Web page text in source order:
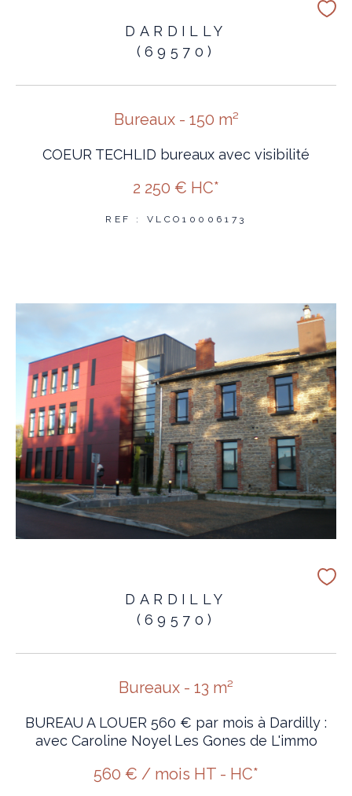
DARDILLY
(69570)
Bureaux - 150 m²
COEUR TECHLID bureaux avec visibilité
2 250 € HC*
REF : VLCO10006173
DARDILLY
(69570)
Bureaux - 13 m²
BUREAU A LOUER 560 € par mois à Dardilly :
avec Caroline Noyel Les Gones de L'immo
560 € / mois HT - HC*